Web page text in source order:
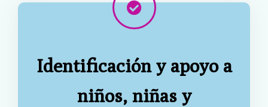
Identificación y apoyo a
niños, niñas y